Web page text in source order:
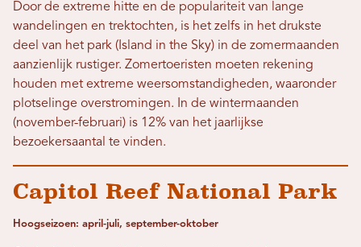
Door de extreme hitte en de populariteit van lange
wandelingen en trektochten, is het zelfs in het drukste
deel van het park (Island in the Sky) in de zomermaanden
aanzienlijk rustiger. Zomertoeristen moeten rekening
houden met extreme weersomstandigheden, waaronder
plotselinge overstromingen. In de wintermaanden
(november-februari) is 12% van het jaarlijkse
bezoekersaantal te vinden.
Capitol Reef National Park
Hoogseizoen: april-juli, september-oktober